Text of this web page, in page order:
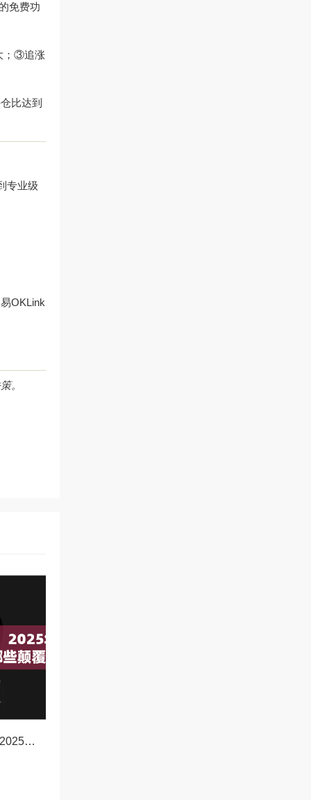
免费功
；③追涨
比达到
专业级
OKLink
。
OKX新功能前瞻，2025年交易体验将迎来哪些颠覆性升级？